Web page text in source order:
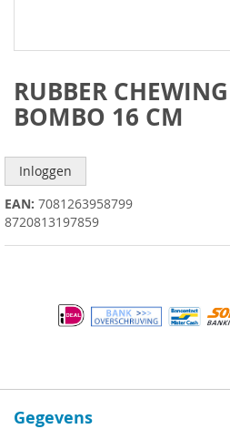
begin
van
de
gallerij
RUBBER
BOMBO 16 CM
Inloggen
EAN: 7081263958799
8720813197859
Gegevens